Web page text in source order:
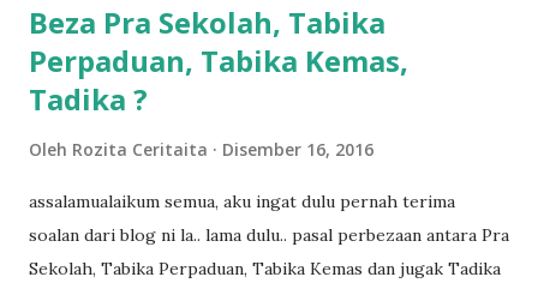
Beza Pra Sekolah, Tabika
Perpaduan, Tabika Kemas,
Tadika ?
Oleh Rozita Ceritaita Disember 16, 2016
assalamualaikum semua, aku ingat dulu pernah terima
soalan dari blog ni la.. lama dulu.. pasal perbezaan antara Pra
Sekolah, Tabika Perpaduan, Tabika Kemas dan jugak Tadika